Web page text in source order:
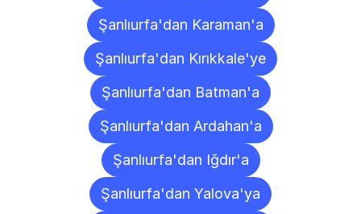
Şanlıurfa'dan Karaman'a
Şanlıurfa'dan Kırıkkale'ye
Şanlıurfa'dan Batman'a
Şanlıurfa'dan Ardahan'a
Şanlıurfa'dan Iğdır'a
Şanlıurfa'dan Yalova'ya